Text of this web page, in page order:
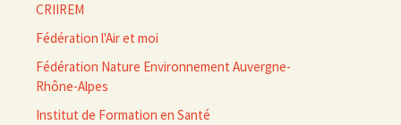
CRIIREM
Fédération l'Air et moi
Fédération Nature Environnement Auvergne-
Rhône-Alpes
Institut de Formation en Santé